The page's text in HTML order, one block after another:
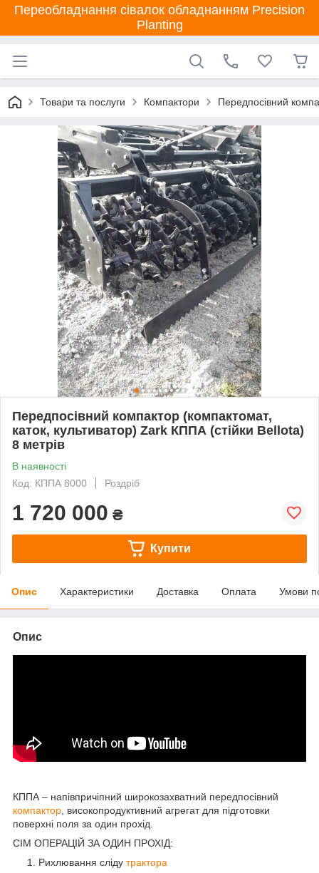
Переобладнання сівалок обладнанням Precision
Planting
Товари та послуги Компактори Передпосівний
Передпосівний компактор (компактомат,
каток, культиватор) Zark КППА (стійки Bellota)
8 метрів
В наявності
Код: КППА 8000
Роздріб
1 720 000 ₴
Купити
Опис Характеристики Доставка Оплата Умови
Опис
КППА – напівпричіпний широкозахватний передпосівний
компактор , високопродуктивний агрегат для підготовки
поверхні поля за один прохід.
СІМ ОПЕРАЦІЙ ЗА ОДИН ПРОХІД:
Рихлювання сліду трактора